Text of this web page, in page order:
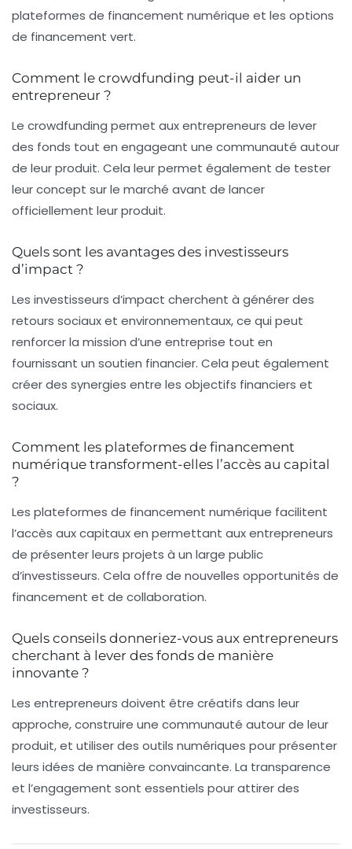
plateformes de financement numérique et les options
de financement vert.
Comment le crowdfunding peut-il aider un
entrepreneur ?
Le crowdfunding permet aux entrepreneurs de lever
des fonds tout en engageant une communauté autour
de leur produit. Cela leur permet également de tester
leur concept sur le marché avant de lancer
officiellement leur produit.
Quels sont les avantages des investisseurs
d’impact ?
Les investisseurs d’impact cherchent à générer des
retours sociaux et environnementaux, ce qui peut
renforcer la mission d’une entreprise tout en
fournissant un soutien financier. Cela peut également
créer des synergies entre les objectifs financiers et
sociaux.
Comment les plateformes de financement
numérique transforment-elles l’accès au capital
?
Les plateformes de financement numérique facilitent
l’accès aux capitaux en permettant aux entrepreneurs
de présenter leurs projets à un large public
d’investisseurs. Cela offre de nouvelles opportunités de
financement et de collaboration.
Quels conseils donneriez-vous aux entrepreneurs
cherchant à lever des fonds de manière
innovante ?
Les entrepreneurs doivent être créatifs dans leur
approche, construire une communauté autour de leur
produit, et utiliser des outils numériques pour présenter
leurs idées de manière convaincante. La transparence
et l’engagement sont essentiels pour attirer des
investisseurs.